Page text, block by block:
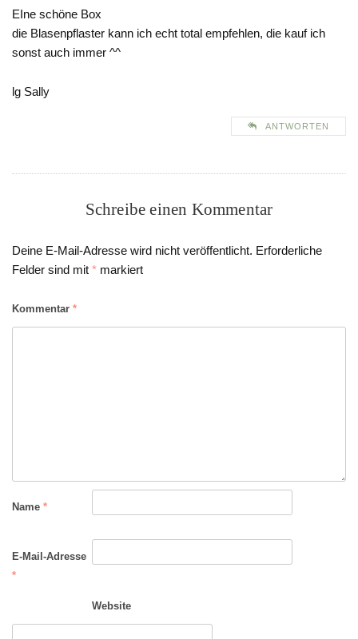
EIne schöne Box
die Blasenpflaster kann ich echt total empfehlen, die kauf ich
sonst auch immer ^^
lg Sally
ANTWORTEN
Schreibe einen Kommentar
Deine E-Mail-Adresse wird nicht veröffentlicht. Erforderliche
Felder sind mit * markiert
Kommentar *
Name *
E-Mail-Adresse
*
Website